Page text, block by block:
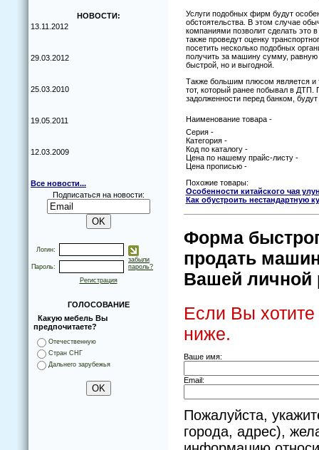
НОВОСТИ:
13.11.2012
29.03.2012
25.03.2010
19.05.2011
12.03.2009
Все новости...
Подписаться на новости:
Логин:
Пароль:
забыли
пароль?
Регистрация
ГОЛОСОВАНИЕ
Какую мебель Вы
предпочитаете?
Отечественную
Стран СНГ
Дальнего зарубежья
Услуги подобных фирм будут
обстоятельства. В этом случае
компаниями позволит сделать это
также проведут оценку
посетить несколько подобных
получить за машину сумму, равную
быстрой, но и выгодной.
Также большим плюсом является и
тот, который ранее побывал в ДТП.
задолженности перед банком,
Наименование товара -
Серия -
Категория -
Код по каталогу -
Цена по нашему прайс-листу -
Цена прописью -
Похожие товары:
Особенности китайского чая
Как обустроить нестандартную
Форма
продать
Вашей личной
Если Вы хотите
ниже.
Ваше имя:
Email:
Пожалуйста,
города, адрес),